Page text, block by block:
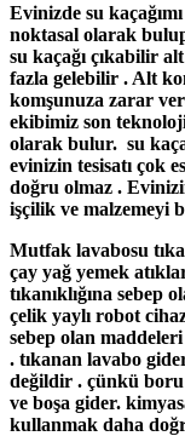
Evinizde su
noktasal olarak
su kaçağı çıkabilir
fazla gelebilir . Alt
komşunuza zarar
ekibimiz son
olarak bulur. su
evinizin tesisatı çok
doğru olmaz .
işçilik ve malzemeyi
Mutfak lavabosu
çay yağ yemek
tıkanıklığına sebep
çelik yaylı robot
sebep olan
. tıkanan lavabo
değildir . çünkü boru
ve boşa gider.
kullanmak daha